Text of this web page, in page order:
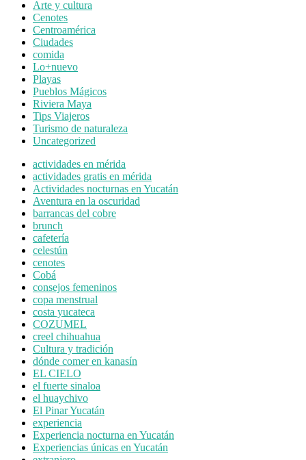
Arte y cultura
Cenotes
Centroamérica
Ciudades
comida
Lo+nuevo
Playas
Pueblos Mágicos
Riviera Maya
Tips Viajeros
Turismo de naturaleza
Uncategorized
actividades en mérida
actividades gratis en mérida
Actividades nocturnas en Yucatán
Aventura en la oscuridad
barrancas del cobre
brunch
cafetería
celestún
cenotes
Cobá
consejos femeninos
copa menstrual
costa yucateca
COZUMEL
creel chihuahua
Cultura y tradición
dónde comer en kanasín
EL CIELO
el fuerte sinaloa
el huaychivo
El Pinar Yucatán
experiencia
Experiencia nocturna en Yucatán
Experiencias únicas en Yucatán